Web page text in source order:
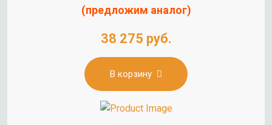
(предложим аналог)
38 275 руб.
В корзину